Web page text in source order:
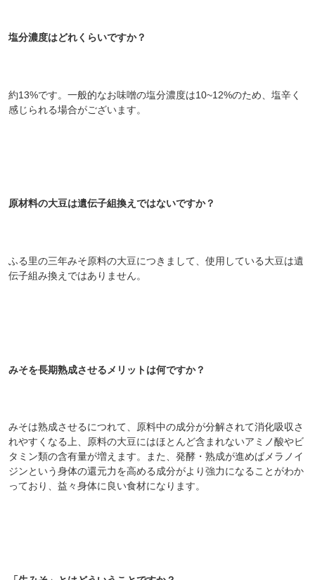
塩分濃度はどれくらいですか？
約13%です。一般的なお味噌の塩分濃度は10~12%のため、塩辛く
感じられる場合がございます。
原材料の大豆は遺伝子組換えではないですか？
ふる里の三年みそ原料の大豆につきまして、使用している大豆は遺
伝子組み換えではありません。
みそを長期熟成させるメリットは何ですか？
みそは熟成させるにつれて、原料中の成分が分解されて消化吸収さ
れやすくなる上、原料の大豆にはほとんど含まれないアミノ酸やビ
タミン類の含有量が増えます。また、発酵・熟成が進めばメラノイ
ジンという身体の還元力を高める成分がより強力になることがわか
っており、益々身体に良い食材になります。